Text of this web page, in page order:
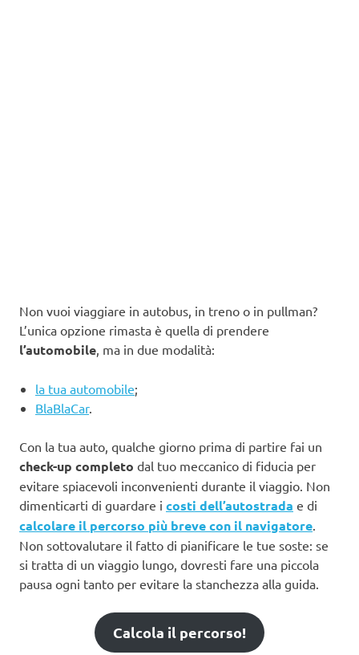
Non vuoi viaggiare in autobus, in treno o in pullman?
L’unica opzione rimasta è quella di prendere
l’automobile, ma in due modalità:
la tua automobile;
BlaBlaCar.
Con la tua auto, qualche giorno prima di partire fai un
check-up completo dal tuo meccanico di fiducia per
evitare spiacevoli inconvenienti durante il viaggio. Non
dimenticarti di guardare i costi dell’autostrada e di
calcolare il percorso più breve con il navigatore.
Non sottovalutare il fatto di pianificare le tue soste: se
si tratta di un viaggio lungo, dovresti fare una piccola
pausa ogni tanto per evitare la stanchezza alla guida.
Calcola il percorso!